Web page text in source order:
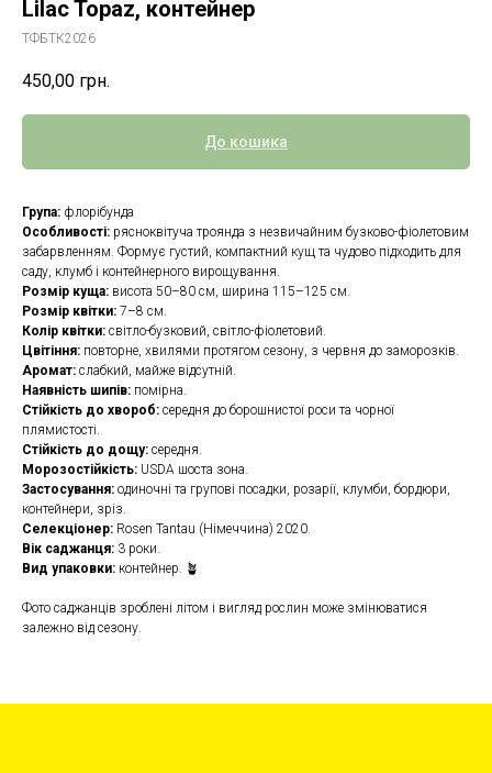
Lilac Topaz, контейнер
ТФБТК2026
450,00 грн.
До кошика
Група: флорібунда
Особливості: рясноквітуча троянда з незвичайним бузково-фіолетовим
забарвленням. Формує густий, компактний кущ та чудово підходить для
саду, клумб і контейнерного вирощування.
Розмір куща: висота 50–80 см, ширина 115–125 см.
Розмір квітки: 7–8 см.
Колір квітки: світло-бузковий, світло-фіолетовий.
Цвітіння: повторне, хвилями протягом сезону, з червня до заморозків.
Аромат: слабкий, майже відсутній.
Наявність шипів: помірна.
Стійкість до хвороб: середня до борошнистої роси та чорної
плямистості.
Стійкість до дощу: середня.
Морозостійкість: USDA шоста зона.
Застосування: одиночні та групові посадки, розарії, клумби, бордюри,
контейнери, зріз.
Селекціонер: Rosen Tantau (Німеччина) 2020.
Вік саджанця: 3 роки.
Вид упаковки: контейнер. 🪴
Фото саджанців зроблені літом і вигляд рослин може змінюватися
залежно від сезону.